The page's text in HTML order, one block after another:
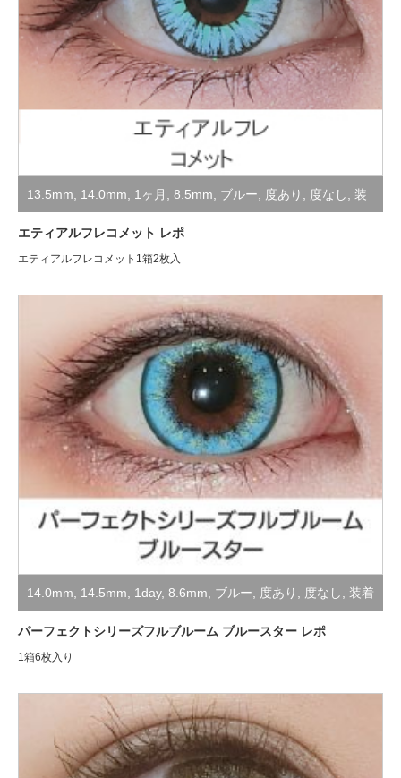
13.5mm 14.0mm 1ヶ月 8.5mm ブルー 度あり 度なし 装
着レポ,高発色・コスプレ用
エティアルフレコメット レポ
エティアルフレコメット1箱2枚入
14.0mm, 14.5mm, 1day, 8.6mm, ブルー, 度あり , 度なし, 装着
レポ,高発色・コスプレ用
パーフェクトシリーズフルブルーム ブルースター レポ
1箱6枚入り